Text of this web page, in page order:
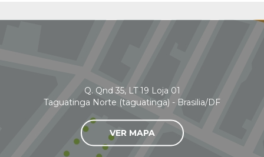
Q. Qnd 35, LT 19 Loja 01
Taguatinga Norte (taguatinga) - Brasilia/DF
VER MAPA